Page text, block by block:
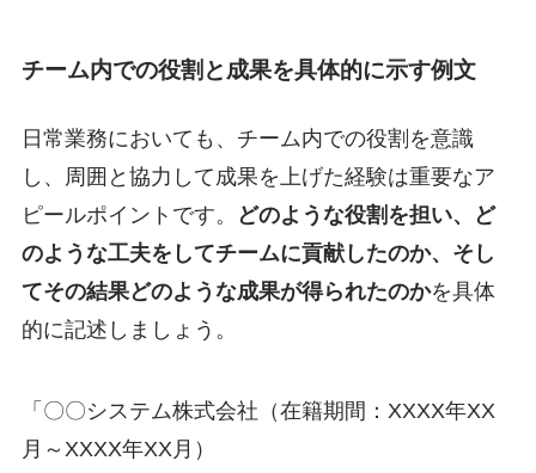
チーム内での役割と成果を具体的に示す例文
日常業務においても、チーム内での役割を意識
し、周囲と協力して成果を上げた経験は重要なア
ピールポイントです。
どのような役割を担い、ど
のような工夫をしてチームに貢献したのか、そし
てその結果どのような成果が得られたのかを具体
的に記述しましょう。
「〇〇システム株式会社（在籍期間：XXXX年XX
月～XXXX年XX月）